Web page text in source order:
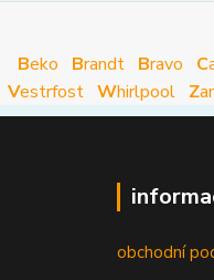
Beko Brandt Bravo C
Vestrfost Whirlpool Z
obchodní